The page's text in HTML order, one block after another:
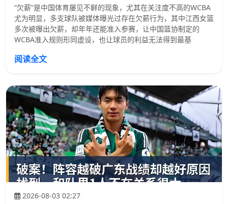
“欠薪”是中国体育屡见不鲜的现象，尤其在关注度不高的WCBA
尤为明显，多支球队被媒体曝光过存在欠薪行为，其中江西女篮
多次被曝出欠薪，却年年还能准入参赛，让中国篮协制定的
WCBA准入规则形同虚设，也让球员的利益无法得到最基
阅读全文
2026-08-03 02:27